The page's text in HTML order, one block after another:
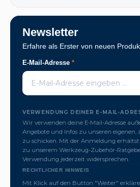
Newsletter
Erfahre als Erster von neuen
E-Mail-Adresse *
VERWENDUNG DEINER E-MAIL-
Wir verwenden deine E-Mail-Adresse
Angebote und Infos zu unseren
zu schicken. Mit der Anmeldung
zu unserem Werkzeug-Zubehör-
Verwendung jederzeit widersprechen.
RECHTLICHER HINWEIS
Mit Klick auf den Button "Weiter" erkläre